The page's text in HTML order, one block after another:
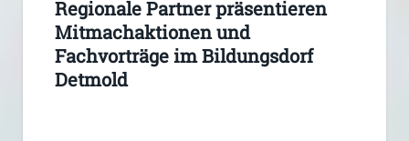
Regionale Partner präsentieren
Mitmachaktionen und
Fachvorträge im Bildungsdorf
Detmold